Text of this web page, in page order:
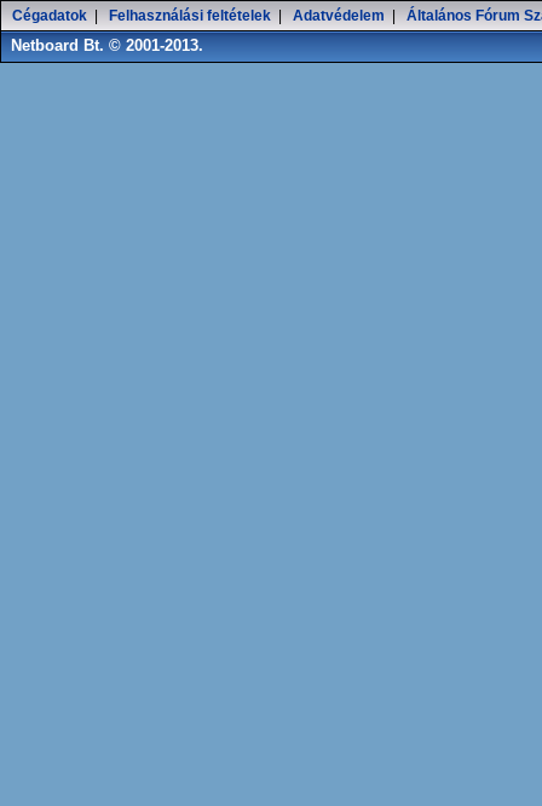
Cégadatok Felhasználási feltételek Adatvédelem Általános Fórum
Netboard Bt. © 2001-2013.